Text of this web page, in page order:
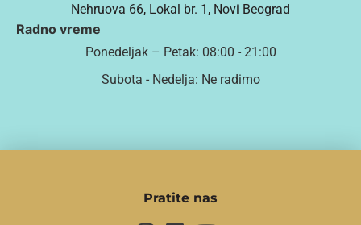
Nehruova 66, Lokal br. 1, Novi Beograd
Radno vreme
Ponedeljak – Petak: 08:00 - 21:00
Subota - Nedelja: Ne radimo
Pratite nas